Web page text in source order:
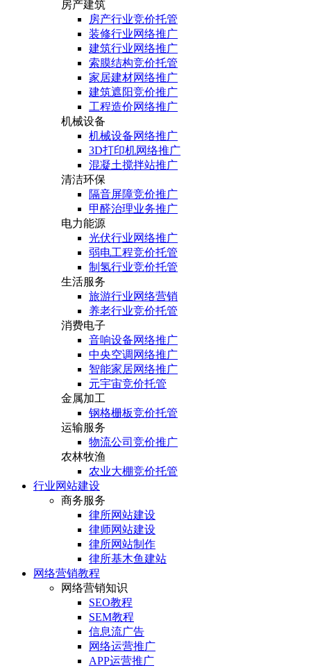
房产建筑
房产行业竞价托管
装修行业网络推广
建筑行业网络推广
索膜结构竞价托管
家居建材网络推广
建筑遮阳竞价推广
工程造价网络推广
机械设备
机械设备网络推广
3D打印机网络推广
混凝土搅拌站推广
清洁环保
隔音屏障竞价推广
甲醛治理业务推广
电力能源
光伏行业网络推广
弱电工程竞价托管
制氢行业竞价托管
生活服务
旅游行业网络营销
养老行业竞价托管
消费电子
音响设备网络推广
中央空调网络推广
智能家居网络推广
元宇宙竞价托管
金属加工
钢格栅板竞价托管
运输服务
物流公司竞价推广
农林牧渔
农业大棚竞价托管
行业网站建设
商务服务
律所网站建设
律师网站建设
律所网站制作
律所基木鱼建站
网络营销教程
网络营销知识
SEO教程
SEM教程
信息流广告
网络运营推广
APP运营推广